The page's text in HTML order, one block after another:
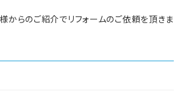
からのご紹介でリフォームのご依頼を頂きま